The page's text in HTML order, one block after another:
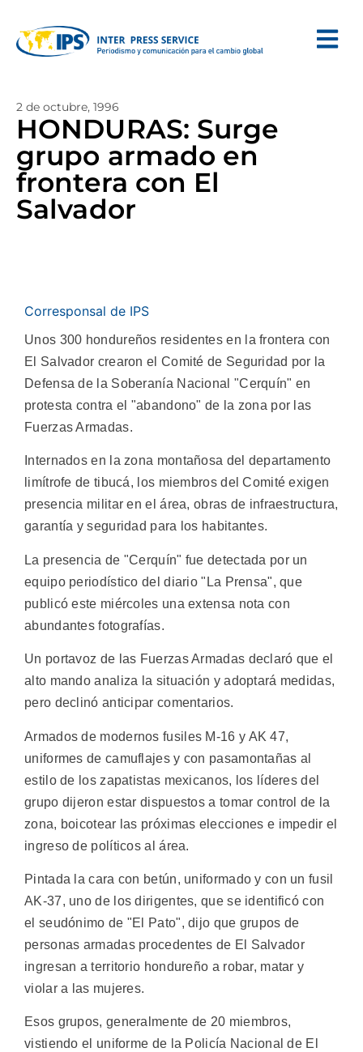
2 de octubre, 1996
HONDURAS: Surge
grupo armado en
frontera con El
Salvador
Corresponsal de IPS
Unos 300 hondureños residentes en la frontera con
El Salvador crearon el Comité de Seguridad por la
Defensa de la Soberanía Nacional "Cerquín" en
protesta contra el "abandono" de la zona por las
Fuerzas Armadas.
Internados en la zona montañosa del departamento
limítrofe de tibucá, los miembros del Comité exigen
presencia militar en el área, obras de infraestructura,
garantía y seguridad para los habitantes.
La presencia de "Cerquín" fue detectada por un
equipo periodístico del diario "La Prensa", que
publicó este miércoles una extensa nota con
abundantes fotografías.
Un portavoz de las Fuerzas Armadas declaró que el
alto mando analiza la situación y adoptará medidas,
pero declinó anticipar comentarios.
Armados de modernos fusiles M-16 y AK 47,
uniformes de camuflajes y con pasamontañas al
estilo de los zapatistas mexicanos, los líderes del
grupo dijeron estar dispuestos a tomar control de la
zona, boicotear las próximas elecciones e impedir el
ingreso de políticos al área.
Pintada la cara con betún, uniformado y con un fusil
AK-37, uno de los dirigentes, que se identificó con
el seudónimo de "El Pato", dijo que grupos de
personas armadas procedentes de El Salvador
ingresan a territorio hondureño a robar, matar y
violar a las mujeres.
Esos grupos, generalmente de 20 miembros,
vistiendo el uniforme de la Policía Nacional de El